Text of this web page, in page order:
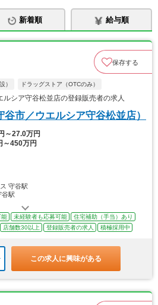
新着順 給与順
保存する
） ドラッグストア（OTCのみ）
シア守谷松並店の登録販売者の求人
市／ウエルシア守谷松並店）
～27.0万円
～450万円
守谷駅
谷駅
能 未経験者も応募可能
住宅補助（手当）あり
店舗数30以上 登録販売者の求人 積極採用中
この求人に興味がある